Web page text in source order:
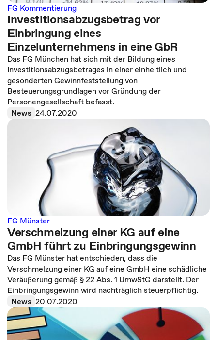
FG Kommentierung
Investitionsabzugsbetrag vor
Einbringung eines
Einzelunternehmens in eine GbR
Das FG München hat sich mit der Bildung eines
Investitionsabzugsbetrages in einer einheitlich und
gesonderten Gewinnfeststellung von
Besteuerungsgrundlagen vor Gründung der
Personengesellschaft befasst.
News 24.07.2020
FG Münster
Verschmelzung einer KG auf eine
GmbH führt zu Einbringungsgewinn
Das FG Münster hat entschieden, dass die
Verschmelzung einer KG auf eine GmbH eine schädliche
Veräußerung gemäß § 22 Abs. 1 UmwStG darstellt. Der
Einbringungsgewinn wird nachträglich steuerpflichtig.
News 20.07.2020